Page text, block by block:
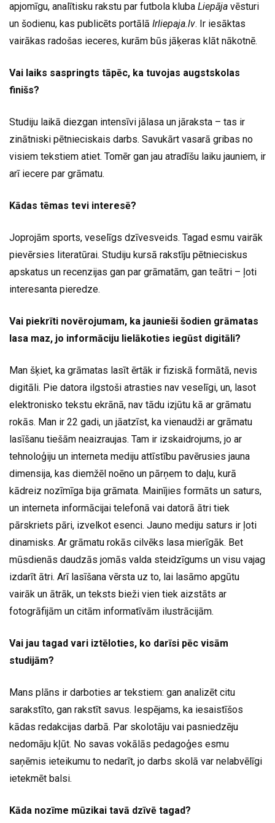
apjomīgu, analītisku rakstu par futbola kluba Liepāja vēsturi
un šodienu, kas publicēts portālā Irliepaja.lv. Ir iesāktas
vairākas radošas ieceres, kurām būs jāķeras klāt nākotnē.
Vai laiks saspringts tāpēc, ka tuvojas augstskolas
finišs?
Studiju laikā diezgan intensīvi jālasa un jāraksta – tas ir
zinātniski pētnieciskais darbs. Savukārt vasarā gribas no
visiem tekstiem atiet. Tomēr gan jau atradīšu laiku jauniem, ir
arī iecere par grāmatu.
Kādas tēmas tevi interesē?
Joprojām sports, veselīgs dzīvesveids. Tagad esmu vairāk
pievērsies literatūrai. Studiju kursā rakstīju pētnieciskus
apskatus un recenzijas gan par grāmatām, gan teātri – ļoti
interesanta pieredze.
Vai piekrīti novērojumam, ka jaunieši šodien grāmatas
lasa maz, jo informāciju lielākoties iegūst digitāli?
Man šķiet, ka grāmatas lasīt ērtāk ir fiziskā formātā, nevis
digitāli. Pie datora ilgstoši atrasties nav veselīgi, un, lasot
elektronisko tekstu ekrānā, nav tādu izjūtu kā ar grāmatu
rokās. Man ir 22 gadi, un jāatzīst, ka vienaudži ar grāmatu
lasīšanu tiešām neaizraujas. Tam ir izskaidrojums, jo ar
tehnoloģiju un interneta mediju attīstību pavērusies jauna
dimensija, kas diemžēl noēno un pārņem to daļu, kurā
kādreiz nozīmīga bija grāmata. Mainījies formāts un saturs,
un interneta informācijai telefonā vai datorā ātri tiek
pārskriets pāri, izvelkot esenci. Jauno mediju saturs ir ļoti
dinamisks. Ar grāmatu rokās cilvēks lasa mierīgāk. Bet
mūsdienās daudzās jomās valda steidzīgums un visu vajag
izdarīt ātri. Arī lasīšana vērsta uz to, lai lasāmo apgūtu
vairāk un ātrāk, un teksts bieži vien tiek aizstāts ar
fotogrāfijām un citām informatīvām ilustrācijām.
Vai jau tagad vari iztēloties, ko darīsi pēc visām
studijām?
Mans plāns ir darboties ar tekstiem: gan analizēt citu
sarakstīto, gan rakstīt savus. Iespējams, ka iesaistīšos
kādas redakcijas darbā. Par skolotāju vai pasniedzēju
nedomāju kļūt. No savas vokālās pedagoģes esmu
saņēmis ieteikumu to nedarīt, jo darbs skolā var nelabvēlīgi
ietekmēt balsi.
Kāda nozīme mūzikai tavā dzīvē tagad?